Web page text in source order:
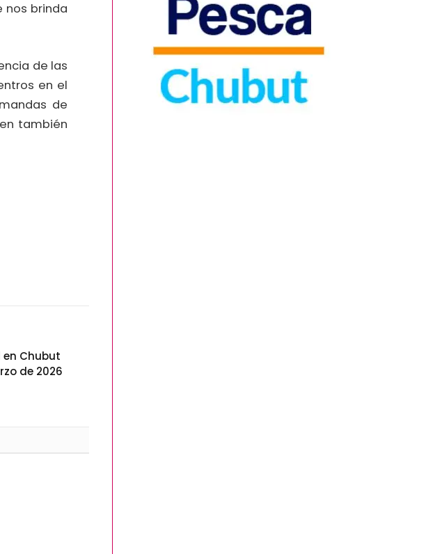
nos brinda
de las
en el
de
también
Chubut
de 2026